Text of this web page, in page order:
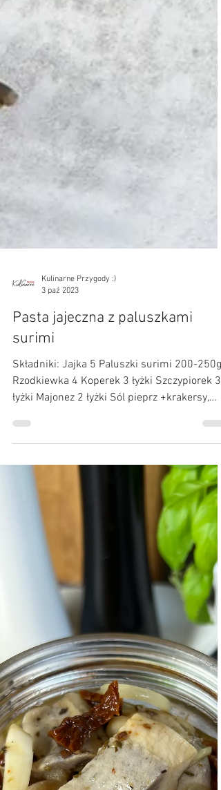
Kulinarne Przygody :)
Pasta jajeczna z paluszkami
surimi
Składniki: Jajka 5 Paluszki surimi 200-250g
Rzodkiewka 4 Koperek 3 łyżki Szczypiorek 3
łyżki Majonez 2 łyżki Sól pieprz +krakersy,
chleb,...